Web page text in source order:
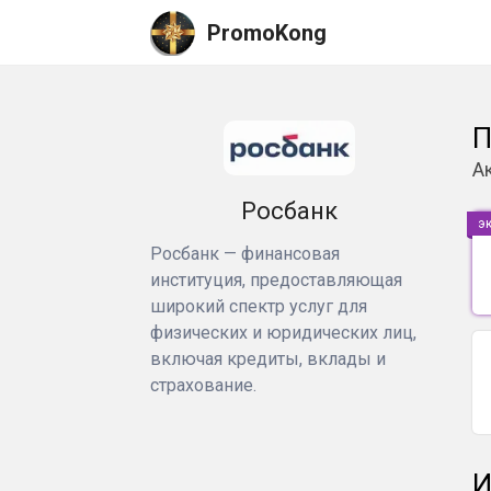
PromoKong
Росбанк
Росбанк — финансовая
институция, предоставляющая
широкий спектр услуг для
физических и юридических лиц,
включая кредиты, вклады и
страхование.